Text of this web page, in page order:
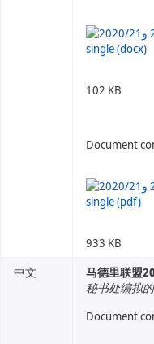
102 KB
Document
933 KB
中文
马德里联盟
秘书处编拟
Document